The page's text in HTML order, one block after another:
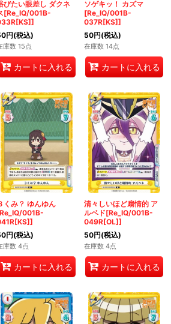
びたい眼差し ダクネ
[Re_IQ/001B-
円(税込)
庫数 15点
カートに入れる
ソゲキッ！ カズマ
[Re_IQ/001B-
037R[KS]]
50円(税込)
在庫数 14点
カートに入れる
くみ？ ゆんゆん
001B-
円(税込)
庫数 4点
カートに入れる
清々しいほど扇情的 ア
ルベド[Re_IQ/001B-
049R[OL]]
50円(税込)
在庫数 4点
カートに入れる